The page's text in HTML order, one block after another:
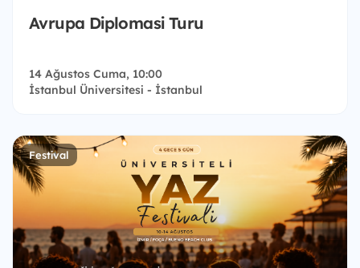
Avrupa Diplomasi Turu
14 Ağustos Cuma, 10:00
İstanbul Üniversitesi - İstanbul
Festival